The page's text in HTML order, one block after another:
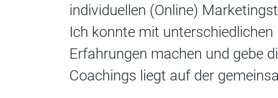
individuellen (Online)
Ich konnte mit
Erfahrungen machen und gebe
Coachings liegt auf der